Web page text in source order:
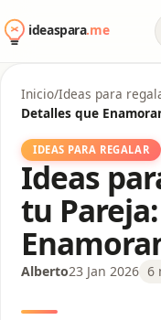
al
contenido
Inicio/Ideas para
Detalles que
IDEAS PARA REGALAR
Ideas
tu
Alberto23 Jan 2026 6